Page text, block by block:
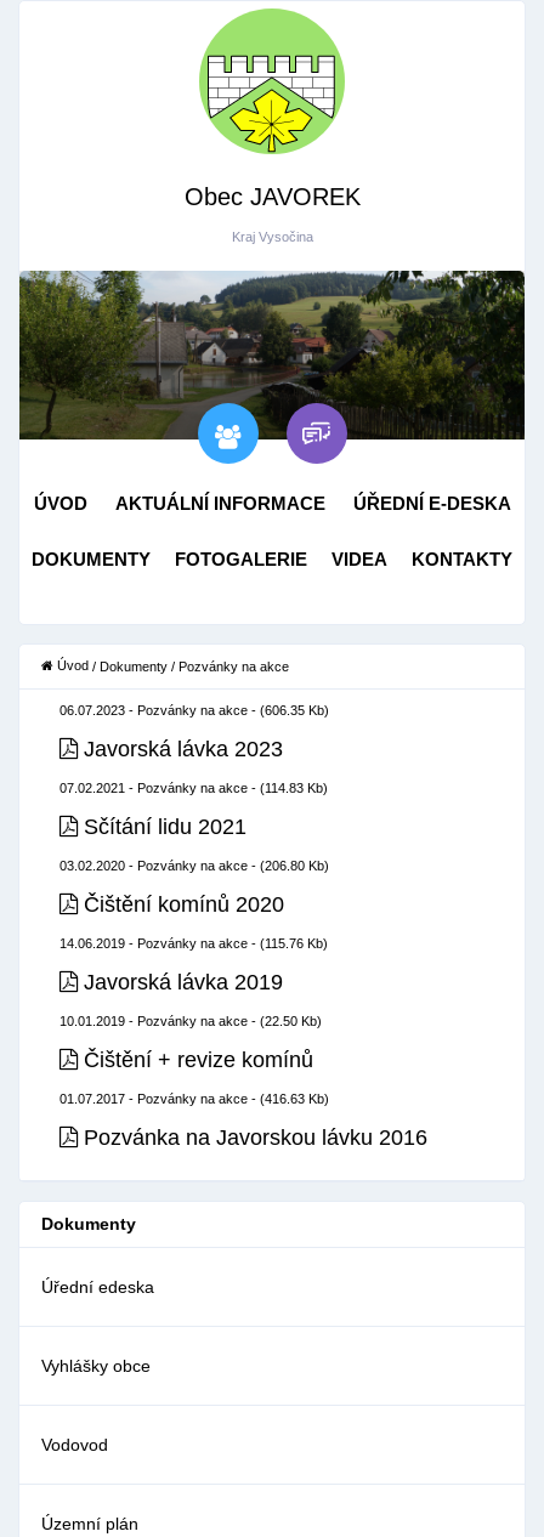
Obec JAVOREK
Kraj Vysočina
ÚVOD AKTUÁLNÍ INFORMACE ÚŘEDNÍ E-DESKA
DOKUMENTY FOTOGALERIE VIDEA KONTAKTY
Úvod / Dokumenty / Pozvánky na akce
06.07.2023 - Pozvánky na akce - (606.35 Kb)
Javorská lávka 2023
07.02.2021 - Pozvánky na akce - (114.83 Kb)
Sčítání lidu 2021
03.02.2020 - Pozvánky na akce - (206.80 Kb)
Čištění komínů 2020
14.06.2019 - Pozvánky na akce - (115.76 Kb)
Javorská lávka 2019
10.01.2019 - Pozvánky na akce - (22.50 Kb)
Čištění + revize komínů
01.07.2017 - Pozvánky na akce - (416.63 Kb)
Pozvánka na Javorskou lávku 2016
Dokumenty
Úřední edeska
Vyhlášky obce
Vodovod
Územní plán